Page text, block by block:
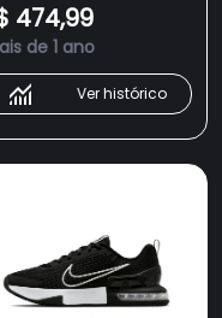
474,99
de 1 ano
Ver histórico